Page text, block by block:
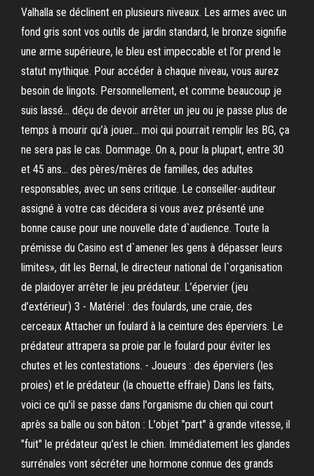
Valhalla se déclinent en plusieurs niveaux. Les armes avec un
fond gris sont vos outils de jardin standard, le bronze signifie
une arme supérieure, le bleu est impeccable et l’or prend le
statut mythique. Pour accéder à chaque niveau, vous aurez
besoin de lingots. Personnellement, et comme beaucoup je
suis lassé… déçu de devoir arrêter un jeu ou je passe plus de
temps à mourir qu’à jouer… moi qui pourrait remplir les BG, ça
ne sera pas le cas. Dommage. On a, pour la plupart, entre 30
et 45 ans… des pères/mères de familles, des adultes
responsables, avec un sens critique. Le conseiller-auditeur
assigné à votre cas décidera si vous avez présenté une
bonne cause pour une nouvelle date d`audience. Toute la
prémisse du Casino est d`amener les gens à dépasser leurs
limites», dit les Bernal, le directeur national de l`organisation
de plaidoyer arrêter le jeu prédateur. L’épervier (jeu
d’extérieur) 3 - Matériel : des foulards, une craie, des
cerceaux Attacher un foulard à la ceinture des éperviers. Le
prédateur attrapera sa proie par le foulard pour éviter les
chutes et les contestations. - Joueurs : des éperviers (les
proies) et le prédateur (la chouette effraie) Dans les faits,
voici ce qu'il se passe dans l'organisme du chien qui court
après sa balle ou son bâton : L'objet "part" à grande vitesse, il
"fuit" le prédateur qu'est le chien. Immédiatement les glandes
surrénales vont sécréter une hormone connue des grands